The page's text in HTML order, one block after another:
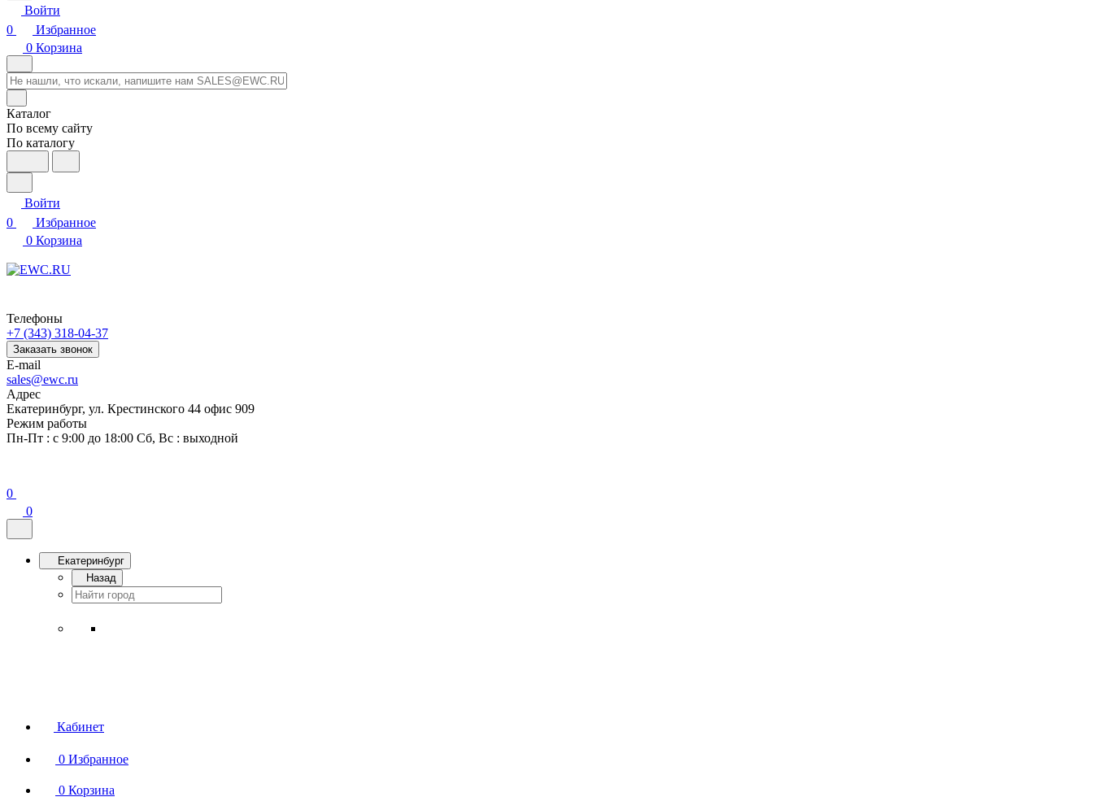
Войти
0
Избранное
0 Корзина
Каталог
По всему сайту
По каталогу
Войти
0
Избранное
0 Корзина
Телефоны
+7 (343) 318-04-37
Заказать звонок
E-mail
sales@ewc.ru
Адрес
Екатеринбург, ул. Крестинского 44 офис 909
Режим работы
Пн-Пт : с 9:00 до 18:00 Сб, Вс : выходной
0
0
Екатеринбург
Назад
Кабинет
0 Избранное
0 Корзина